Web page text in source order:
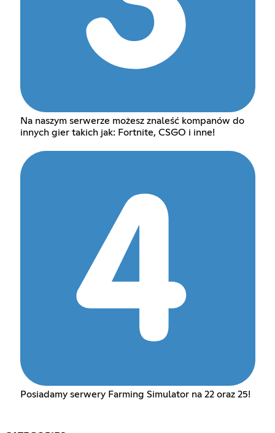
Na naszym serwerze możesz znaleść kompanów do
innych gier takich jak: Fortnite, CSGO i inne!
Posiadamy serwery Farming Simulator na 22 oraz 25!